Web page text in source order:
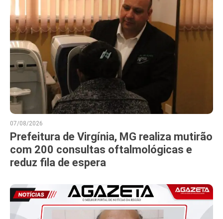
07/08/2026
Prefeitura de Virgínia, MG realiza mutirão
com 200 consultas oftalmológicas e
reduz fila de espera